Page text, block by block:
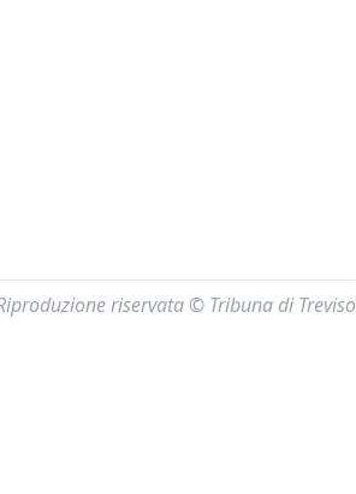
riservata © Tribuna di Treviso